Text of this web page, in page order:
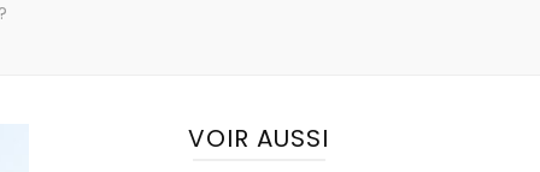
VOIR AUSSI